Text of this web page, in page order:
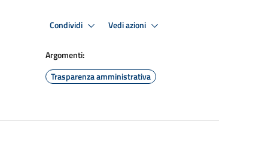
Condividi Vedi azioni
Argomenti:
Trasparenza amministrativa